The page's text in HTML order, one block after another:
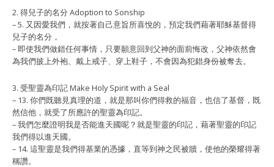
2. 得兒⼦的名分 Adoption to Sonship
– 5. ⼜因愛我們，就按著⾃⼰意旨所喜悅的，預定我們藉著耶穌基督得
兒⼦的名分，
– 即使我們做錯任何事情，只要願意回到⽗神的⾯前悔改，⽗神依然會
為我們披上外袍、戴上戒⼦、穿上鞋⼦，不會因為犯錯⾝份被奪去。
3. 受聖靈為印記 Make Holy Spirit with a Seal
– 13. 你們既聽⾒真理的道，就是那叫你們得救的福⾳，也信了基督，既
然信他，就受了所應許的聖靈為印記。
– 我們怎麼證明我是否能進天國呢？就是聖靈的印記，藉著聖靈的印記
我們得以進天國。
– 14. 這聖靈是我們得基業的憑據，直等到神之⺠被贖，使他的榮耀得著
稱讚。